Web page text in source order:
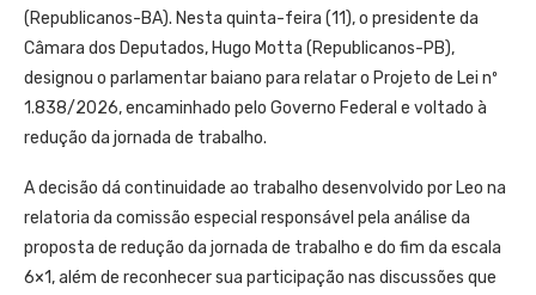
(Republicanos-BA). Nesta quinta-feira (11), o presidente da
Câmara dos Deputados, Hugo Motta (Republicanos-PB),
designou o parlamentar baiano para relatar o Projeto de Lei nº
1.838/2026, encaminhado pelo Governo Federal e voltado à
redução da jornada de trabalho.
A decisão dá continuidade ao trabalho desenvolvido por Leo na
relatoria da comissão especial responsável pela análise da
proposta de redução da jornada de trabalho e do fim da escala
6×1, além de reconhecer sua participação nas discussões que